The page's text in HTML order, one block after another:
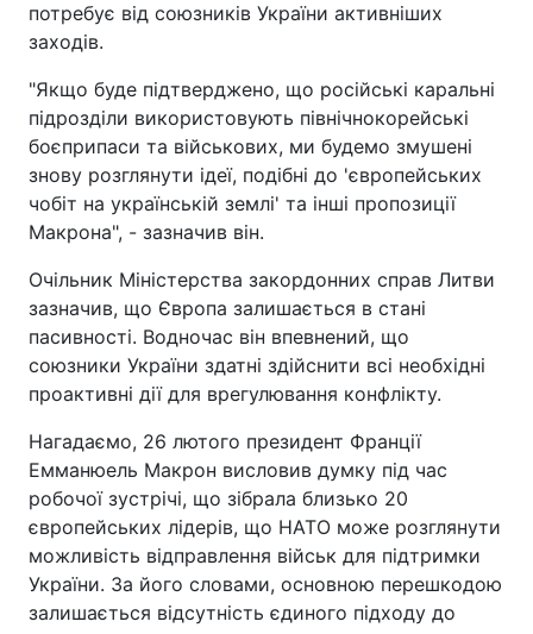
потребує від союзників України активніших
заходів.
"Якщо буде підтверджено, що російські каральні
підрозділи використовують північнокорейські
боєприпаси та військових, ми будемо змушені
знову розглянути ідеї, подібні до 'європейських
чобіт на українській землі' та інші пропозиції
Макрона", - зазначив він.
Очільник Міністерства закордонних справ Литви
зазначив, що Європа залишається в стані
пасивності. Водночас він впевнений, що
союзники України здатні здійснити всі необхідні
проактивні дії для врегулювання конфлікту.
Нагадаємо, 26 лютого президент Франції
Емманюель Макрон висловив думку під час
робочої зустрічі, що зібрала близько 20
європейських лідерів, що НАТО може розглянути
можливість відправлення військ для підтримки
України. За його словами, основною перешкодою
залишається відсутність єдиного підходу до